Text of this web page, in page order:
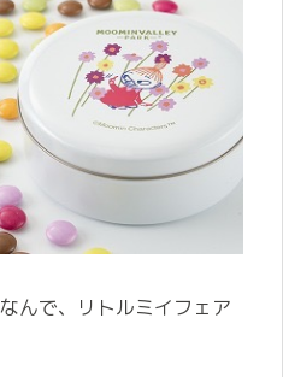
んで、リトルミイフェア